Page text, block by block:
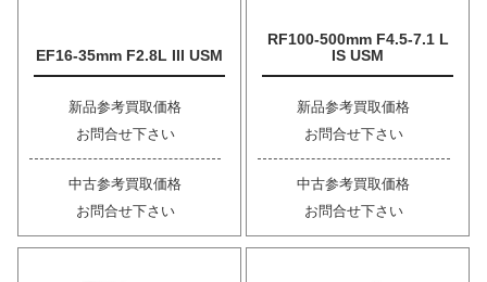
EF16-35mm F2.8L III USM
新品参考買取価格
お問合せ下さい
中古参考買取価格
お問合せ下さい
RF100-500mm F4.5-7.1 L
IS USM
新品参考買取価格
お問合せ下さい
中古参考買取価格
お問合せ下さい